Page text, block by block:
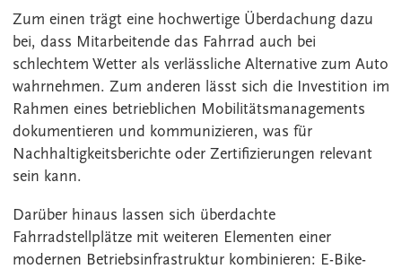
Zum einen trägt eine hochwertige Überdachung dazu
bei, dass Mitarbeitende das Fahrrad auch bei
schlechtem Wetter als verlässliche Alternative zum Auto
wahrnehmen. Zum anderen lässt sich die Investition im
Rahmen eines betrieblichen Mobilitätsmanagements
dokumentieren und kommunizieren, was für
Nachhaltigkeitsberichte oder Zertifizierungen relevant
sein kann.
Darüber hinaus lassen sich überdachte
Fahrradstellplätze mit weiteren Elementen einer
modernen Betriebsinfrastruktur kombinieren: E-Bike-